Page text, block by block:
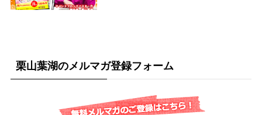
栗山葉湖のメルマガ登録フォーム